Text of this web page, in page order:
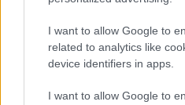
I want to allow Google to
related to analytics like
device identifiers in apps.
I want to allow Google to